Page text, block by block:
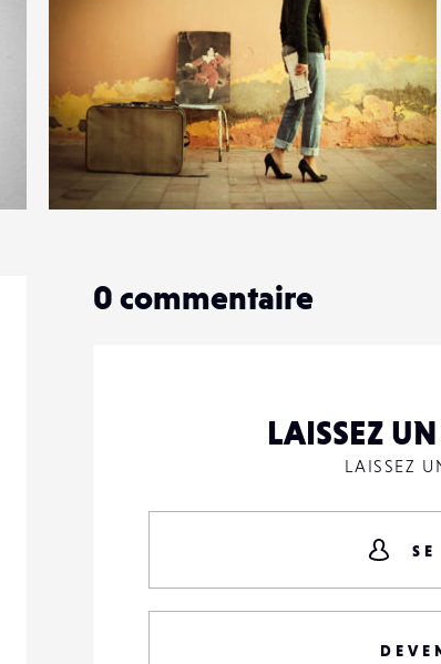
13
0 commentaire
LAISSEZ
LAISSEZ